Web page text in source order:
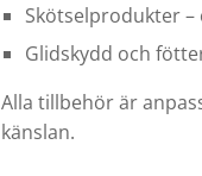
Skötselprodukter
Glidskydd och
Alla tillbehör är
känslan.